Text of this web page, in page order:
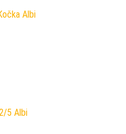
Albi
99 Kč.
byla: 999 Kč.
5 Albi
69 Kč.